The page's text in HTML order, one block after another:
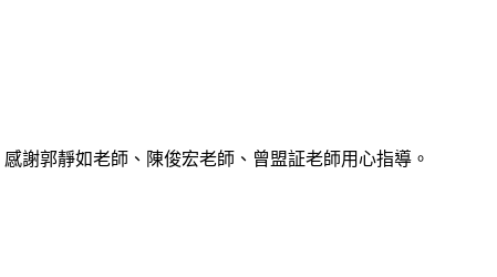
謝郭靜如老師、陳俊宏老師、曾盟証老師用心指導。